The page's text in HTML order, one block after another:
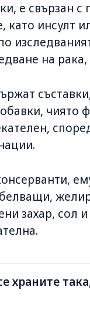
е свързан с
като инсулт
на
чиято
захар, сол
храните